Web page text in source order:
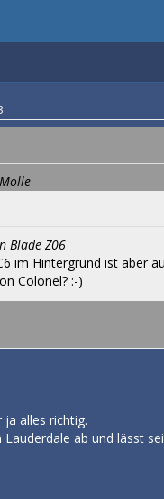
Blade Z06
im Hintergrund ist aber
Colonel? :-)
alles richtig.
Lauderdale ab und lässt